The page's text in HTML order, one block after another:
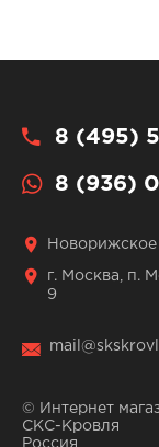
8 (495)
8 (936)
Новорижское
г. Москва, п.
9
© Интернет
СКС-Кровля
Россия